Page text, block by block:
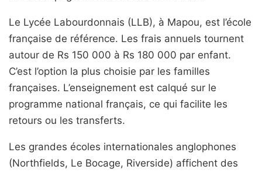
Le Lycée Labourdonnais (LLB), à Mapou, est l’école
française de référence. Les frais annuels tournent
autour de Rs 150 000 à Rs 180 000 par enfant.
C’est l’option la plus choisie par les familles
françaises. L’enseignement est calqué sur le
programme national français, ce qui facilite les
retours ou les transferts.
Les grandes écoles internationales anglophones
(Northfields, Le Bocage, Riverside) affichent des